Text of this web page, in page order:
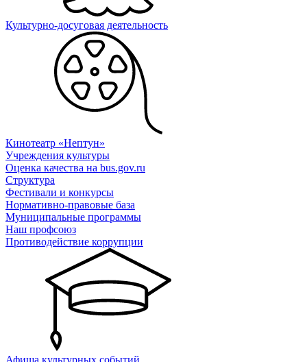
Культурно-досуговая деятельность
Кинотеатр «Нептун»
Учреждения культуры
Оценка качества на bus.gov.ru
Структура
Фестивали и конкурсы
Нормативно-правовые база
Муниципальные программы
Наш профсоюз
Противодействие коррупции
Афиша культурных событий